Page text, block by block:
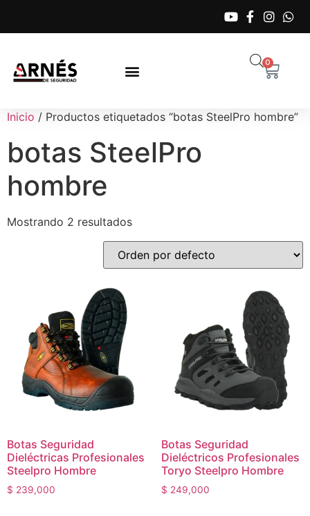
0
Inicio / Productos etiquetados “botas SteelPro hombre”
botas SteelPro
hombre
Mostrando 2 resultados
Botas Seguridad
Dieléctricas Profesionales
Steelpro Hombre
$ 239,000
Botas Seguridad
Dieléctricos Profesionales
Toryo Steelpro Hombre
$ 249,000